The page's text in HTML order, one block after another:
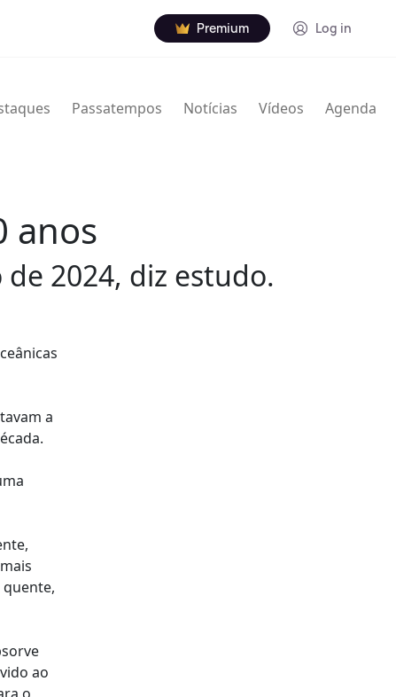
Premium Log in
Passatempos Notícias Vídeos Agenda
anos
2024, diz estudo.
a
ao